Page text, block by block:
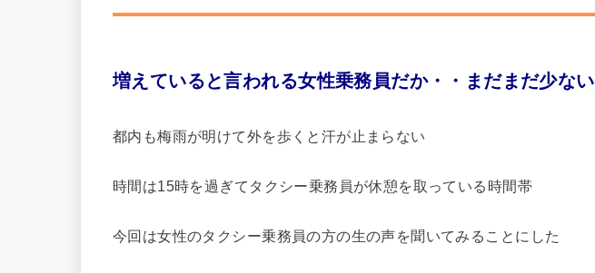
増えていると言われる女性乗務員だか・・まだまだ少ない
都内も梅雨が明けて外を歩くと汗が止まらない
時間は15時を過ぎてタクシー乗務員が休憩を取っている時間帯
今回は女性のタクシー乗務員の方の生の声を聞いてみることにした